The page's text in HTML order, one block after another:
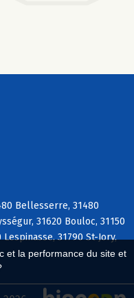
et la performance du site et
Bellesserre, 31480
31620 Bouloc, 31150
31790 St-Jory,